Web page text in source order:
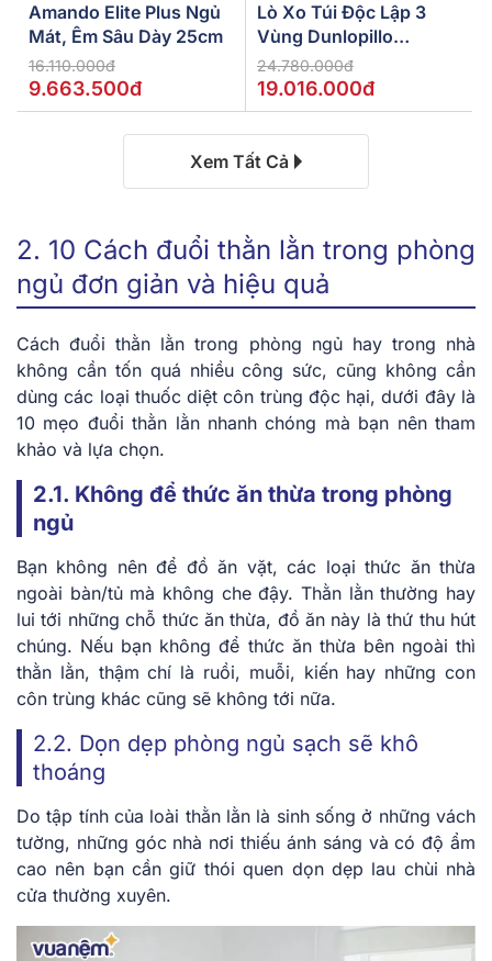
Amando Elite Plus Ngủ
Mát, Êm Sâu Dày 25cm
16.110.000đ
9.663.500đ
Lò Xo Túi Độc Lập 3
Vùng Dunlopillo
De.Stress Powerful
24.780.000đ
19.016.000đ
Xem Tất Cả
2. 10 Cách đuổi thằn lằn trong phòng
ngủ đơn giản và hiệu quả
Cách đuổi thằn lằn trong phòng ngủ hay trong nhà
không cần tốn quá nhiều công sức, cũng không cần
dùng các loại thuốc diệt côn trùng độc hại, dưới đây là
10 mẹo đuổi thằn lằn nhanh chóng mà bạn nên tham
khảo và lựa chọn.
2.1. Không để thức ăn thừa trong phòng
ngủ
Bạn không nên để đồ ăn vặt, các loại thức ăn thừa
ngoài bàn/tủ mà không che đậy. Thằn lằn thường hay
lui tới những chỗ thức ăn thừa, đồ ăn này là thứ thu hút
chúng. Nếu bạn không để thức ăn thừa bên ngoài thì
thằn lằn, thậm chí là ruồi, muỗi, kiến hay những con
côn trùng khác cũng sẽ không tới nữa.
2.2. Dọn dẹp phòng ngủ sạch sẽ khô
thoáng
Do tập tính của loài thằn lằn là sinh sống ở những vách
tường, những góc nhà nơi thiếu ánh sáng và có độ ẩm
cao nên bạn cần giữ thói quen dọn dẹp lau chùi nhà
cửa thường xuyên.